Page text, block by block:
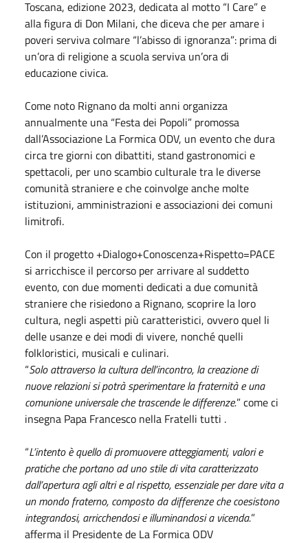
Toscana, edizione 2023, dedicata al motto “I Care” e
alla figura di Don Milani, che diceva che per amare i
poveri serviva colmare “l’abisso di ignoranza”: prima di
un’ora di religione a scuola serviva un’ora di
educazione civica.
Come noto Rignano da molti anni organizza
annualmente una “Festa dei Popoli” promossa
dall’Associazione La Formica ODV, un evento che dura
circa tre giorni con dibattiti, stand gastronomici e
spettacoli, per uno scambio culturale tra le diverse
comunità straniere e che coinvolge anche molte
istituzioni, amministrazioni e associazioni dei comuni
limitrofi.
Con il progetto +Dialogo+Conoscenza+Rispetto=PACE
si arricchisce il percorso per arrivare al suddetto
evento, con due momenti dedicati a due comunità
straniere che risiedono a Rignano, scoprire la loro
cultura, negli aspetti più caratteristici, ovvero quel li
delle usanze e dei modi di vivere, nonché quelli
folkloristici, musicali e culinari.
“Solo attraverso la cultura dell’incontro, la creazione di
nuove relazioni si potrà sperimentare la fraternità e una
comunione universale che trascende le differenze.” come ci
insegna Papa Francesco nella Fratelli tutti .
“L’intento è quello di promuovere atteggiamenti, valori e
pratiche che portano ad uno stile di vita caratterizzato
dall’apertura agli altri e al rispetto, essenziale per dare vita a
un mondo fraterno, composto da differenze che coesistono
integrandosi, arricchendosi e illuminandosi a vicenda.”
afferma il Presidente de La Formica ODV